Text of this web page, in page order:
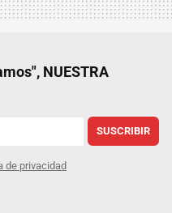
NUESTRA
SUSCRIBIR
de privacidad